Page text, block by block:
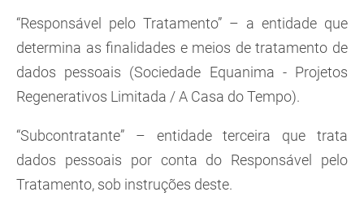
“Responsável pelo Tratamento” – a entidade que
determina as finalidades e meios de tratamento de
dados pessoais (Sociedade Equanima - Projetos
Regenerativos Limitada / A Casa do Tempo).
“Subcontratante” – entidade terceira que trata
dados pessoais por conta do Responsável pelo
Tratamento, sob instruções deste.